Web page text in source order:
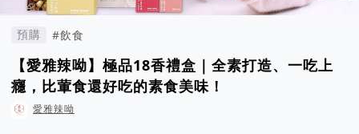
預購 #飲食
【愛雅辣呦】極品18香禮盒｜全素打造、一吃上
癮，比葷食還好吃的素食美味！
愛雅辣呦